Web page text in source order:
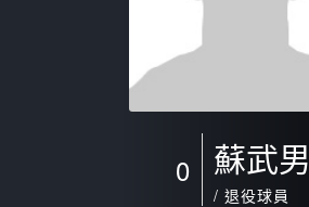
0 蘇武男
/ 退役球員